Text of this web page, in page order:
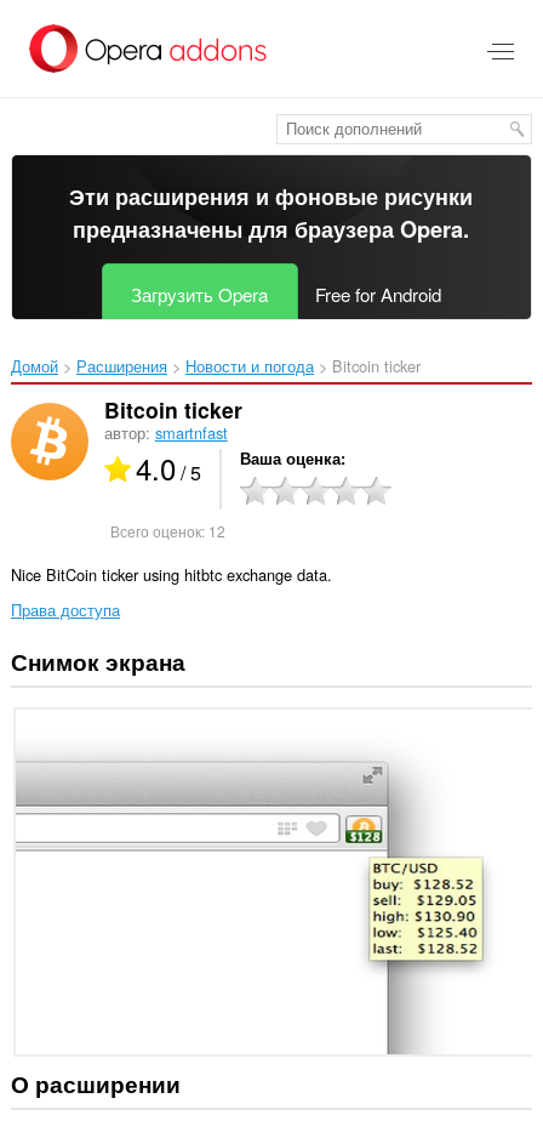
перейти
Эти расширения и фоновые рисунки
предназначены длябраузера Opera.
Загрузить Opera Free for Android
Домой Расширения Новости и погода Bitcoin ticker‎
Bitcoin ticker
автор: smartnfast
4.0/ 5 Ваша оценка
Всего оценок: 12
Nice BitCoin ticker using hitbtc exchange data.
Права доступа
У
этого
к
на
некоторых
сайтах.
Снимок экрана
О расширении